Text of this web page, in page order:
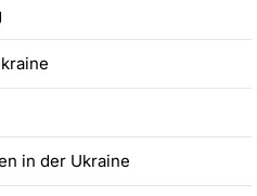
in der Ukraine